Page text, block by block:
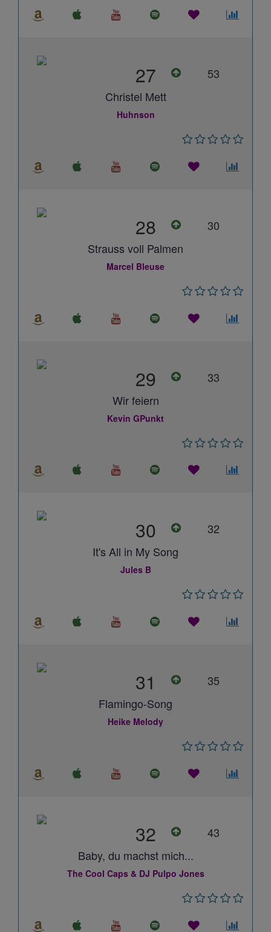
27
53
Christel Mett
Huhnson
28
30
Strauss voll Palmen
Marcel Bleuse
29
33
Wir feiern
Kevin GPunkt
30
32
It's All in My Song
Jules B
31
35
Flamingo-Song
Heike Melody
32
43
Baby, du machst mich...
The Cool Caps & DJ Pulpo Jones